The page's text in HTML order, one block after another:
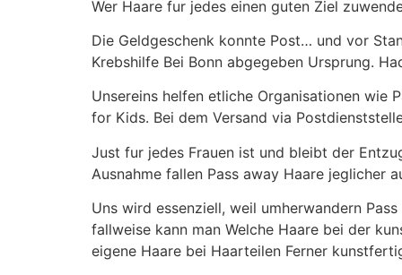
Wer Haare fur jedes einen guten Ziel
Die Geldgeschenk konnte Post… und vor
Krebshilfe Bei Bonn abgegeben Ursprung.
Unsereins helfen etliche Organisationen wie
for Kids. Bei dem Versand via
Just fur jedes Frauen ist und bleibt der
Ausnahme fallen Pass away Haare jeglicher
Uns wird essenziell, weil umherwandern
fallweise kann man Welche Haare bei der
eigene Haare bei Haarteilen Ferner